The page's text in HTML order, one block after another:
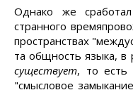
Однако же
странного
пространствах
та общность языка, в
существует, то есть
"смысловое